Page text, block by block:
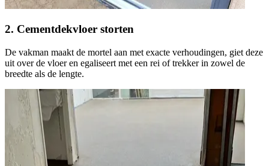
2. Cementdekvloer storten
De vakman maakt de mortel aan met exacte verhoudingen, giet deze
uit over de vloer en egaliseert met een rei of trekker in zowel de
breedte als de lengte.